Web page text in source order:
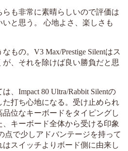
も非常に素晴らしいので評価は
と思う。 心地よさ、楽しさも
もの。V3 Max/Prestige Silentはス
、それを除けば良い勝負だと思
、Impact 80 Ultra/Rabbit Silentの
打ち心地になる。受け止められ
位なキーボードをタイピングし
キーボード全体から受ける印象
点で少しアドバンテージを持って
スイッチよりボード側に由来し